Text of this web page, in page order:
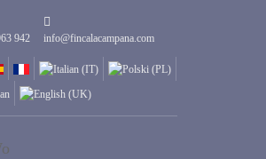
942 info@fincalacampana.com